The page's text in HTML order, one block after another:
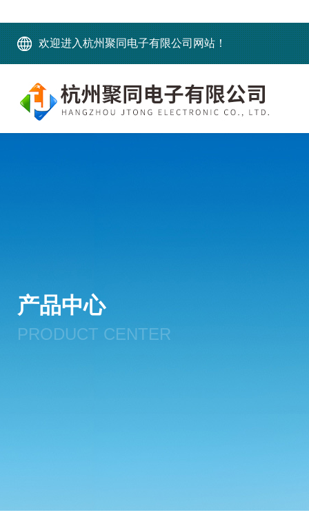
欢迎进入杭州聚同电子有限公司网站！
产品中心
PRODUCT CENTER